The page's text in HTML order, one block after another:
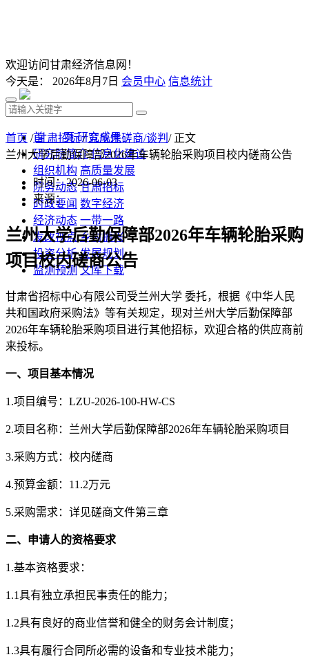
欢迎访问甘肃经济信息网！
今天是： 2026年8月7日 会员中心 信息统计
首 页 研究成果
研究院简介 信息化建设
组织机构 高质量发展
院务动态 甘肃招标
时政要闻 数字经济
经济动态 一带一路
发改视点 乡村振兴
投资分析 发展规划
监测预测 文库下载
首页 /甘肃招标/竞争性磋商/谈判 / 正文
兰州大学后勤保障部2026年车辆轮胎采购项目校内磋商公告
时间：2026-06-03
来源：
兰州大学后勤保障部2026年车辆轮胎采购
项目校内磋商公告
甘肃省招标中心有限公司受兰州大学 委托，根据《中华人民
共和国政府采购法》等有关规定，现对兰州大学后勤保障部
2026年车辆轮胎采购项目进行其他招标，欢迎合格的供应商前
来投标。
一、项目基本情况
1.项目编号：LZU-2026-100-HW-CS
2.项目名称：兰州大学后勤保障部2026年车辆轮胎采购项目
3.采购方式：校内磋商
4.预算金额：11.2万元
5.采购需求： 详见磋商文件第三章
二、申请人的资格要求
1.基本资格要求：
1.1具有独立承担民事责任的能力；
1.2具有良好的商业信誉和健全的财务会计制度；
1.3具有履行合同所必需的设备和专业技术能力；